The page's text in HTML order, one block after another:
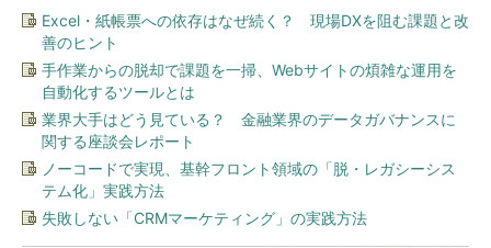
Excel・紙帳票への依存はなぜ続く？ 現場DXを阻む課題と改
善のヒント
手作業からの脱却で課題を一掃、Webサイトの煩雑な運用を
自動化するツールとは
業界大手はどう見ている？ 金融業界のデータガバナンスに
関する座談会レポート
ノーコードで実現、基幹フロント領域の「脱・レガシーシス
テム化」実践方法
失敗しない「CRMマーケティング」の実践方法